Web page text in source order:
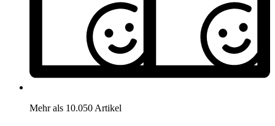
Mehr als 10.050 Artikel